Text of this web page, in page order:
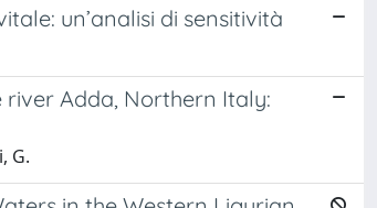
un’analisi di sensitività
Adda, Northern Italy:
G.